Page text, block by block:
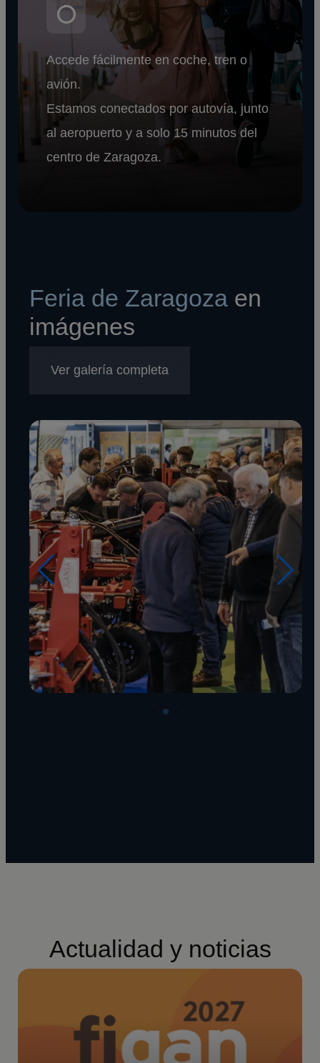
Accede fácilmente en coche, tren o
avión.
Estamos conectados por autovía, junto
al aeropuerto y a solo 15 minutos del
centro de Zaragoza.
Feria de Zaragoza en
imágenes
Ver galería completa
Imagen
Actualidad y noticias